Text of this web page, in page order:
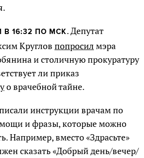
В 16:32 ПО МСК. Депутат
Круглов попросил мэра
и столичную прокуратуру
ли приказ
о врачебной тайне.
инструкции врачам по
и фразы, которые можно
Например, вместо «Здрасьте»
сказать «Добрый день/вечер/